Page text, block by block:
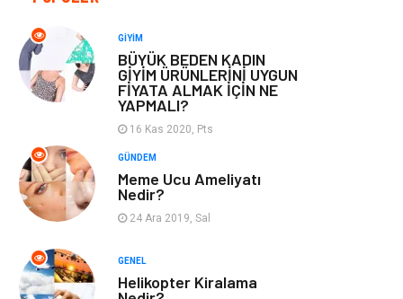
Bilgisayar ve
Yazılım
Güzellik Mobilya
Organizasyon
Bahçe Ev Maden ve Metal
Plastik Aksesuar
GIYIM
BÜYÜK BEDEN KADIN
GİYİM ÜRÜNLERİNİ UYGUN
FİYATA ALMAK İÇİN NE
YAPMALI?
16 Kas 2020, Pts
GÜNDEM
Meme Ucu Ameliyatı
Nedir?
24 Ara 2019, Sal
GENEL
Helikopter Kiralama